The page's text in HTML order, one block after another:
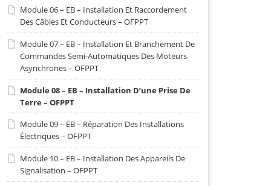
Module 06 – EB – Installation Et Raccordement
Des Câbles Et Conducteurs – OFPPT
Module 07 – EB – Installation Et Branchement De
Commandes Semi-Automatiques Des Moteurs
Asynchrones – OFPPT
Module 08 – EB – Installation D’une Prise De
Terre – OFPPT
Module 09 – EB – Réparation Des Installations
Électriques – OFPPT
Module 10 – EB – Installation Des Appareils De
Signalisation – OFPPT